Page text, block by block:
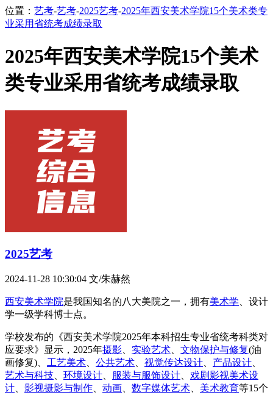
位置： 艺考-艺考-2025艺考-2025年西安美术学院15个美术类专
业采用省统考成绩录取
2025年西安美术学院15个美术
类专业采用省统考成绩录取
2025艺考
2024-11-28 10:30:04 文/朱赫然
西安美术学院是我国知名的八大美院之一，拥有美术学 、设计
学一级学科博士点。
学校发布的《西安美术学院2025年本科招生专业省统考科类对
应要求》显示，2025年摄影 实验艺术 文物保护与修复(油
画修复)、 工艺美术 公共艺术 视觉传达设计 产品设计
艺术与科技
环境设计 服装与服饰设计
戏剧影视美术设
计
影视摄影与制作 动画 数字媒体艺术 美术教育等15个